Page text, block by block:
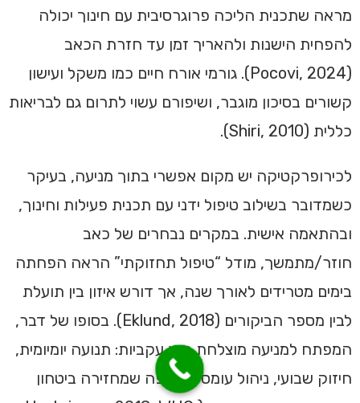
מראה שתכנית הליכה פרוגרסיבית עם חינוך יכולה
להפחית הישנות ולהאריך זמן עד חזרת הכאב
(Pocovi, 2024). גורמי אורח חיים כמו משקל ועישון
קשורים בסיכון מוגבר, ושיפורם עשוי לתרום גם לבריאות
כללית (Shiri, 2010).
לכירופרקטיקה יש מקום אפשרי בתוך מניעה, בעיקר
כשמדובר בשילוב טיפול ידני עם תכנית פעילות וחינוך,
ובהתאמה אישית. במקרים נבחרים של כאב
חוזר/מתמשך, מודל “טיפול תחזוקתי” הראה הפחתה
בימים מטרידים לאורך שנה, אך דורש איזון בין תועלת
לבין מספר הביקורים (Eklund, 2018). בסופו של דבר,
המפתח למניעה מוצלחת הוא עקביות: תנועה יומיומית,
חיזוק שבועי, ניהול עומסים, ושפה שמחזירה ביטחון